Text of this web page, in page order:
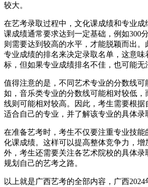
较大。
在艺考录取过程中，文化课成绩和专业成
课成绩通常要求达到一定基础，例如300
则需要达到较高的水平，才能脱颖而出
专业成绩的排名来决定录取名单，这意味
标，但如果专业成绩排名不佳，也可能无
值得注意的是，不同艺术专业的分数线可
如，音乐类专业的分数线可能相对较低，
线则可能相对较高。因此，考生需要根据
适合自己的专业，并了解该专业的具体录
在准备艺考时，考生不仅要注重专业技能
化课成绩。这样可以提高整体竞争力，增
外，考生还需要关注各艺术院校的具体录
规划自己的艺考之路。
以上就是广西艺考的全部内容，广西